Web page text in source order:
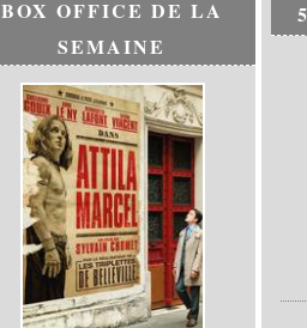
BOX OFFICE DE LA
SEMAINE